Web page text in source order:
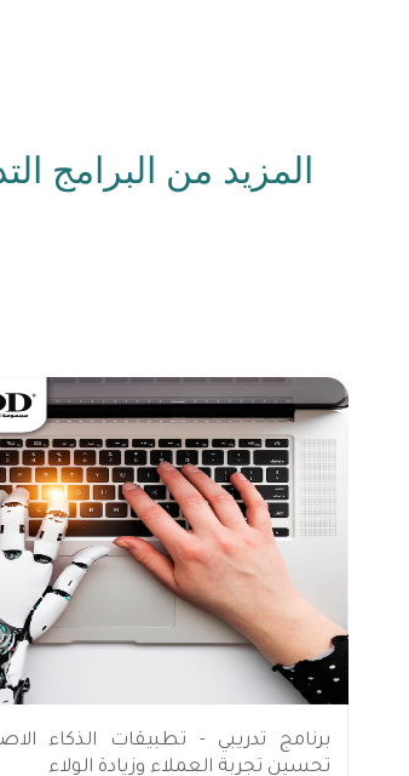
المزيد من البرامج
برنامج تدريبي - تطبيقات الذكاء
تحسين تجربة العملاء وزيادة الولاء